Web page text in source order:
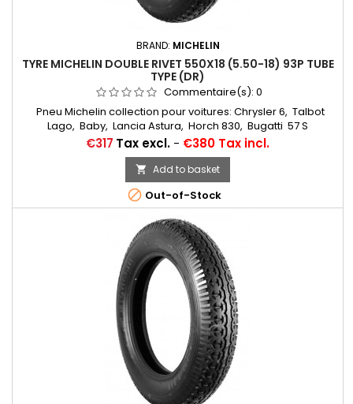
BRAND: MICHELIN
TYRE MICHELIN DOUBLE RIVET 550X18 (5.50-18) 93P TUBE
TYPE (DR)
Commentaire(s): 0
Pneu Michelin collection pour voitures: Chrysler 6, Talbot
Lago, Baby, Lancia Astura, Horch 830, Bugatti 57 S
Chambres à air conseillées: 17/18 E RET (valvage oblique)...
Autres apellations: 5,50-18; 5,50x18; 550x18; 550-18; 550-18;
5,50/18; 550/18
Price
€317 Tax excl. - €380 Tax incl.
 Add to basket
 Out-of-Stock